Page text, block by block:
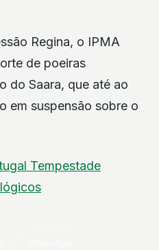
Regina, o IPMA
de poeiras
do Saara, que até ao
em suspensão sobre o
Tempestade